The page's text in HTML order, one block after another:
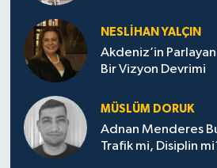
NESLIHAN YALÇIN
Akdeniz’in Parlayan
Bir Vizyon Devrimi
MÜSLÜM DORUK
Adnan Menderes
Trafik mi, Disiplin